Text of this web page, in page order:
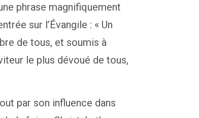
phrase magnifiquement
sur l’Évangile : « Un
de tous, et soumis à
le plus dévoué de tous,
par son influence dans